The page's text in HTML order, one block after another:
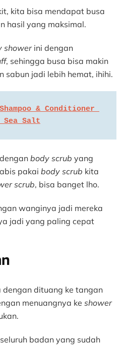
kita bisa mendapat busa
hasil yang maksimal.
shower ini dengan
, sehingga busa bisa makin
sabun jadi lebih hemat, ihihi.
& Conditioner
Sea Salt
body scrub yang
pakai body scrub kita
scrub, bisa banget lho.
wanginya jadi mereka
jadi yang paling cepat
dituang ke tangan
menuangnya ke shower
badan yang sudah